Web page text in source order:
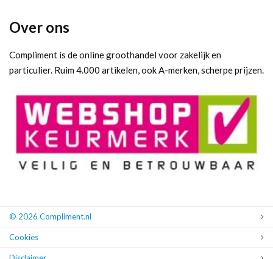
Over ons
Compliment is de online groothandel voor zakelijk en
particulier. Ruim 4.000 artikelen, ook A-merken, scherpe prijzen.
© 2026 Compliment.nl
Cookies